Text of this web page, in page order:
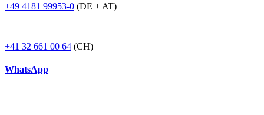
+49 4181 99953-0 (DE + AT)
+41 32 661 00 64 (CH)
WhatsApp